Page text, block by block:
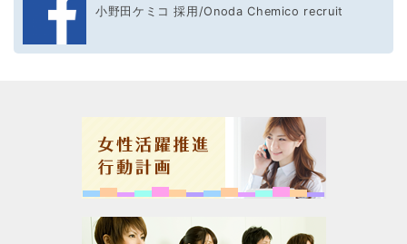
小野田ケミコ 採用/Onoda Chemico recruit